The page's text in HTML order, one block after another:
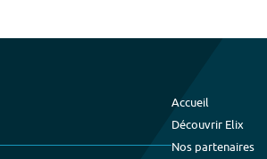
Accueil
Découvrir Elix
Nos partenaires